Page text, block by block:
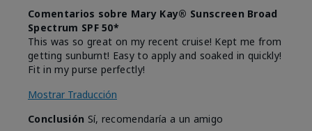
Comentarios sobre Mary Kay® Sunscreen Broad
Spectrum SPF 50*
This was so great on my recent cruise! Kept me from
getting sunburnt! Easy to apply and soaked in quickly!
Fit in my purse perfectly!
Mostrar Traducción
Conclusión Sí, recomendaría a un amigo